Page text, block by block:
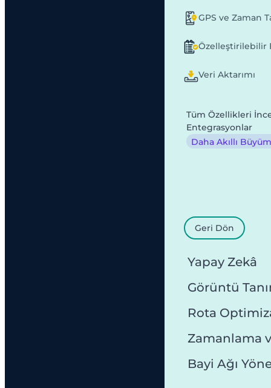
GPS ve Zaman
Özelleştirilebilir
Veri Aktarımı
Tüm Özellikleri
Entegrasyonlar
Daha Akıllı
Geri Dön
Yapay Zekâ
Görüntü
Rota
Zamanlama
Bayi Ağı